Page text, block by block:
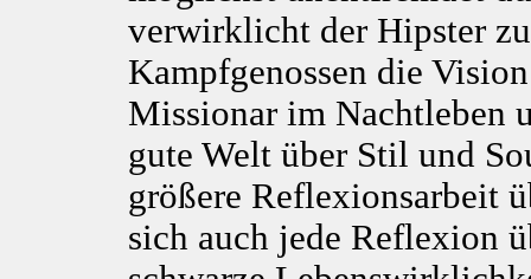
verwirklicht der Hipster
Kampfgenossen die
Missionar im Nachtleben
gute Welt über Stil und
größere Reflexionsarbeit
sich auch jede Reflexion